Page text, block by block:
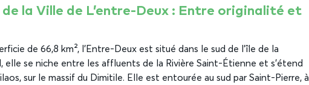
la Ville de L’entre-Deux : Entre originalité et
de 66,8 km², l’Entre-Deux est situé dans le sud de l’île de la
elle se niche entre les affluents de la Rivière Saint-Étienne et s’étend
sur le massif du Dimitile. Elle est entourée au sud par Saint-Pierre, à